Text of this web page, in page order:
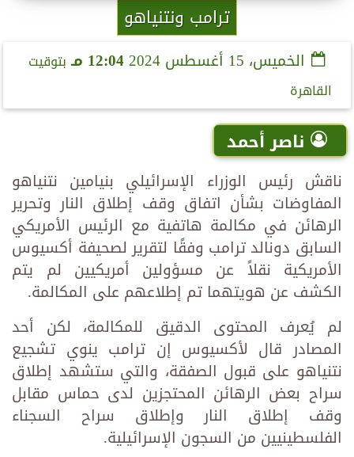
ترامب ونتنياهو
الخميس، 15 أغسطس 2024 12:04 مـ
بتوقيت
القاهرة
ناصر أحمد
ناقش رئيس الوزراء الإسرائيلي بنيامين نتنياهو
المفاوضات بشأن اتفاق وقف إطلاق النار وتحرير
الرهائن في مكالمة هاتفية مع الرئيس الأمريكي
السابق دونالد ترامب وفقًا لتقرير لصحيفة أكسيوس
الأمريكية نقلاً عن مسؤولين أمريكيين لم يتم
الكشف عن هويتهما تم إطلاعهم على المكالمة.
لم يُعرف المحتوى الدقيق للمكالمة، لكن أحد
المصادر قال لأكسيوس إن ترامب ينوي تشجيع
نتنياهو على قبول الصفقة، والتي ستشهد إطلاق
سراح بعض الرهائن المحتجزين لدى حماس مقابل
وقف إطلاق النار وإطلاق سراح السجناء
الفلسطينيين من السجون الإسرائيلية.